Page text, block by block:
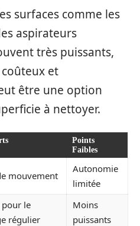
surfaces comme les
aspirateurs
très puissants,
et
être une option
à nettoyer.
Points
Faibles
mouvement
Autonomie
limitée
pour le
régulier
Moins
puissants